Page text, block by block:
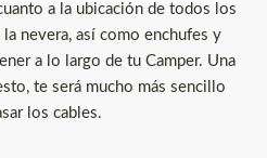
a la ubicación de todos los
nevera, así como enchufes y
a lo largo de tu Camper. Una
te será mucho más sencillo
los cables.